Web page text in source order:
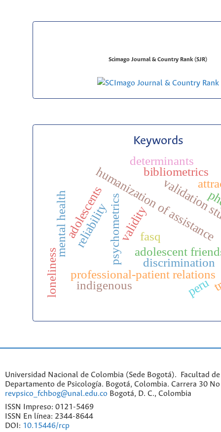
Scimago Journal & Country Rank (SJR)
Keywords
psychometrics
humanization of assistance
validation
professional-patient relations
adolescent
fasq
validity
reliability
adolescents
mental health
determinants
bibliometrics
indigenous
discrimination
peru
loneliness
Universidad Nacional de Colombia (Sede Bogotá). Facultad de
Departamento de Psicología. Bogotá, Colombia. Carrera 30
revpsico_fchbog@unal.edu.co Bogotá, D. C., Colombia
ISSN Impreso: 0121-5469
ISSN En línea: 2344-8644
DOI: 10.15446/rcp